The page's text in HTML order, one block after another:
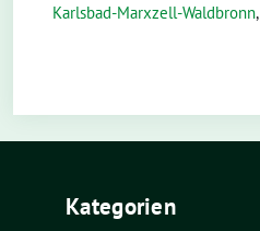
Karlsbad-Marxzell-Waldbronn,
Kategorien